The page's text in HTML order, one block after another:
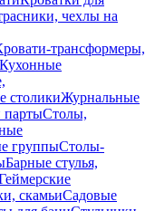
чехлы на
трансформеры,
Кухонные
столикиЖурнальные
партыСтолы,
группыСтолы-
Барные стулья,
скамьиСадовые